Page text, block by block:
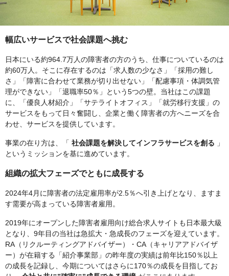
幅広いサービスで社会課題へ挑む
日本にいる約964.7万人の障害者の方のうち、仕事についているのは
約60万人。そこに存在するのは「求人数の少なさ」「採用の難し
さ」「障害に合わせて業務が切り出せない」「配慮事項・体調気管
理ができない」「退職率50％」という5つの壁。当社はこの課題
に、「優良人材紹介」「サテライトオフィス」「就労移行支援」の
サービスをもって日々奮闘し、企業と働く障害者の方へニーズを合
わせ、サービスを提供しています。
事業の在り方は、「 社会課題を解決してインフラサービスを創る 」
というミッションを基に進めています。
組織の拡大フェーズでともに成長する
2024年4月に障害者の法定雇用率が2.5％へ引き上げとなり、ますま
す需要が高まっている障害者雇用。
2019年にオープンした障害者雇用向け総合求人サイトも日本最大級
となり、9年目の当社は急拡大・急成長のフェーズを迎えています。
RA（リクルーティングアドバイザー）・CA（キャリアアドバイザ
ー）が在籍する「紹介事業部」の昨年度の実績は前年比150％以上
の成長を記録し、今期についてはさらに170％の成長を目指してお